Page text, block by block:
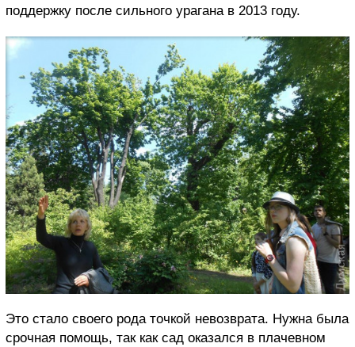
поддержку после сильного урагана в 2013 году.
Это стало своего рода точкой невозврата. Нужна была
срочная помощь, так как сад оказался в плачевном